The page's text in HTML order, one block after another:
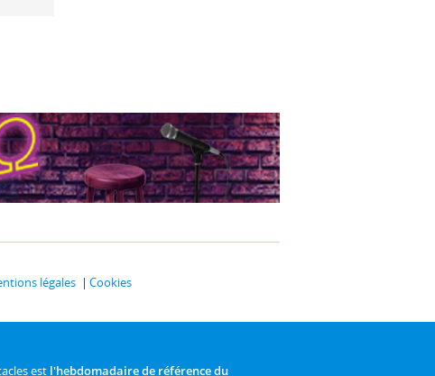
légales Cookies
est l'hebdomadaire de référence du